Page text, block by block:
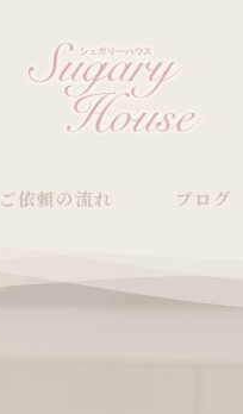
ご依頼の流れ ブログ